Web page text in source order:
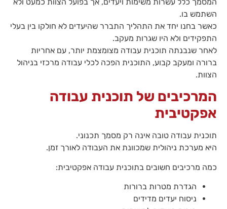
השתמש בו.
כאשר בחנו יחד את התהליך התברר שהיעדים לא חולקו בין בעלי
התפקידים ולא היו שגרות מעקב.
לאחר שנבנתה תוכנית עבודה מצומצמת יותר, עם אחריות
ברורה ומעקב קבוע, התוכנית הפכה לכלי עבודה מרכזי בניהול
הצוות.
המרכיבים של תוכנית עבודה
אפקטיבית
תוכנית עבודה טובה אינה רק מסמך תכנוני.
היא מערכת ניהולית שמכוונת את העבודה לאורך זמן.
כמה מרכיבים חשובים בתוכנית עבודה אפקטיבית:
הגדרת מטרות ברורות
ניסוח יעדים מדידים